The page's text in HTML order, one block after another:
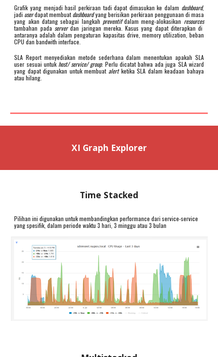
Grafik yang menjadi hasil perkiraan tadi dapat dimasukan ke dalam dashboard,
jadi userdapat membuatdashboardyang berisikan perkiraan penggunaan di masa
yang akan datang sebagai langkah preventifdalam meng-alokasikan resources
tambahan pada serverdan jaringan mereka. Kasus yang dapat diterapkan di
antaranya adalah dalam pengaturan kapasitas drive, memory utilization, beban
CPU dan bandwith interface.
SLA Report menyediakan metode sederhana dalam menentukan apakah SLA
user sesuai untuk host/ service/ group. Perlu dicatat bahwa ada juga SLA wizard
yang dapat digunakan untuk membuat alertketika SLA dalam keadaan bahaya
atau hilang.
XI Graph Explorer
Time Stacked
Pilihan ini digunakan untuk membandingkan performance dari service-service
yang spesifik, dalam periode waktu 3 hari, 3 minggu atau 3 bulan